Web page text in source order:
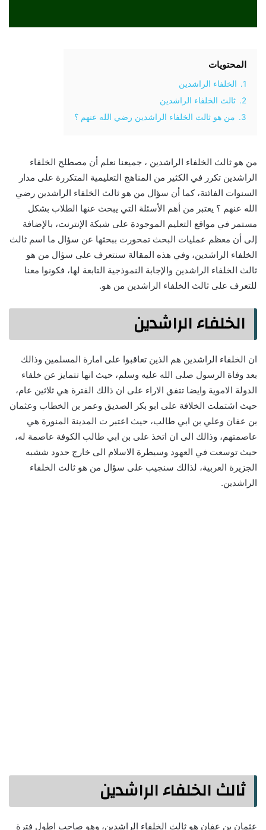
المحتويات
1.
الخلفاء الراشدين
2.
ثالث الخلفاء الراشدين
3.
من هو ثالث الخلفاء الراشدين رضي الله عنهم ؟
من هو ثالث الخلفاء الراشدين ، جميعنا نعلم أن مصطلح الخلفاء
الراشدين تكرر في الكثير من المناهج التعليمية المتكررة على مدار
السنوات الفائتة، كما أن سؤال من هو ثالث الخلفاء الراشدين رضي
الله عنهم ؟ يعتبر من أهم الأسئلة التي يبحث عنها الطلاب بشكل
مستمر في مواقع التعليم الموجودة على شبكة الإنترنت، بالإضافة
إلى أن معظم عمليات البحث تمحورت ببحثها عن سؤال ما اسم ثالث
الخلفاء الراشدين، وفي هذه المقالة سنتعرف على سؤال من هو
ثالث الخلفاء الراشدين والإجابة النموذجية التابعة لها، فكونوا معنا
للتعرف على ثالث الخلفاء الراشدين من هو.
الخلفاء الراشدين
ان الخلفاء الراشدين هم الذين تعاقبوا على امارة المسلمين وذالك
بعد وفاة الرسول صلى الله عليه وسلم، حيث انها تتمايز عن خلفاء
الدولة الاموية وايضا تتفق الاراء على ان ذالك الفترة هي ثلاثين عام،
حيث اشتملت الخلافة على ابو بكر الصديق وعمر بن الخطاب وعثمان
بن عفان وعلي بن ابي طالب، حيث اعتبر ت المدينة المنورة هي
عاصمتهم، وذالك الى ان اتخذ على بن ابي طالب الكوفة عاصمة له،
حيث توسعت في العهود وسيطرة الاسلام الى خارج حدود ششبه
الجزيرة العربية، لذالك سنجيب على سؤال من هو ثالث الخلفاء
الراشدين.
ثالث الخلفاء الراشدين
عثمان بن عفان هو ثالث الخلفاء الراشدين، وهو صاحب اطول فترة